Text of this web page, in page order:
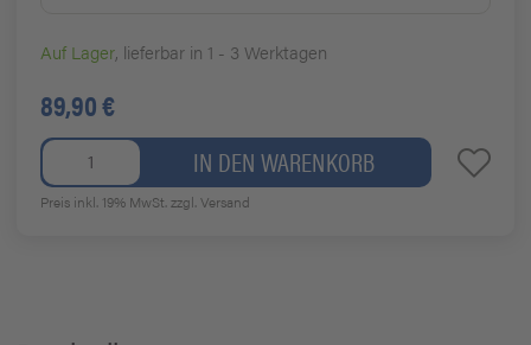
Auf Lager, lieferbar in 1 - 3 Werktagen
89,90 €
IN DEN WARENKORB
Preis inkl. 19% MwSt.zzgl. Versand